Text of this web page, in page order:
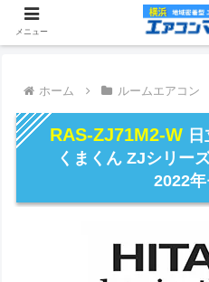
ホーム ルームエアコン
RAS-ZJ71M2-W
くまくん ZJシリー
2022
メニュー